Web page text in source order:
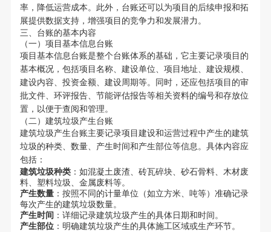
率，降低运营成本。此外，台账还可以为项目的后续申报和拓
展提供数据支持，增强项目的竞争力和发展潜力。
三、台账的基本内容
（一）项目基本信息台账
项目基本信息台账是整个台账体系的基础，它主要记录项目的
基本概况，包括项目名称、建设单位、项目地址、建设规模、
建设内容、投资金额、建设周期等。同时，还应包括项目的审
批文件、环评报告、节能评估报告等相关资料的编号和存放位
置，以便于查阅和管理。
（二）建筑垃圾产生台账
建筑垃圾产生台账主要记录项目建设和运营过程中产生的建筑
垃圾的种类、数量、产生时间和产生部位等信息。具体内容应
包括：
建筑垃圾种类：如混凝土废渣、砖瓦碎块、砂石骨料、木材废
料、塑料垃圾、金属废料等。
产生数量：按照不同的计量单位（如立方米、吨等）准确记录
每次产生的建筑垃圾数量。
产生时间 ：详细记录建筑垃圾产生的具体日期和时间。
产生部位：明确建筑垃圾产生的具体施工区域或生产环节。